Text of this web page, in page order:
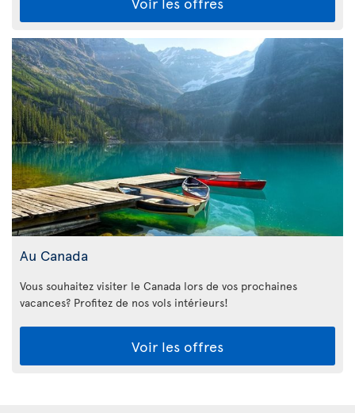
Au Canada
Vous souhaitez visiter le Canada lors de vos prochaines
vacances? Profitez de nos vols intérieurs!
Voir les offres